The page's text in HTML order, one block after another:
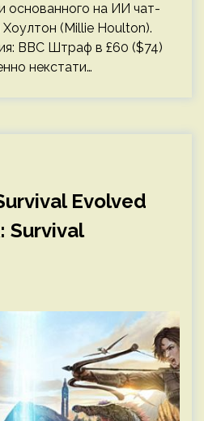
основанного на ИИ чат-
(Millie Houlton).
BBC Штраф в £60 ($74)
некстати…
Evolved
Survival